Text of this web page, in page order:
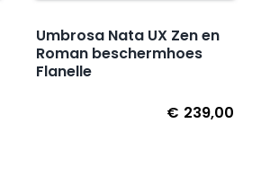
Umbrosa Nata UX Zen en
Roman beschermhoes
Flanelle
€ 239,00